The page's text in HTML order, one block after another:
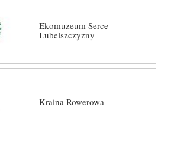
Ekomuzeum Serce
Lubelszczyzny
Kraina Rowerowa